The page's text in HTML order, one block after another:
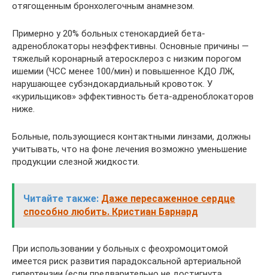
отягощенным бронхолегочным анамнезом.
Примерно у 20% больных стенокардией бета-
адреноблокаторы неэффективны. Основные причины —
тяжелый коронарный атеросклероз с низким порогом
ишемии (ЧСС менее 100/мин) и повышенное КДО ЛЖ,
нарушающее субэндокардиальный кровоток. У
«курильщиков» эффективность бета-адреноблокаторов
ниже.
Больные, пользующиеся контактными линзами, должны
учитывать, что на фоне лечения возможно уменьшение
продукции слезной жидкости.
Читайте также: Даже пересаженное сердце
способно любить. Кристиан Барнард
При использовании у больных с феохромоцитомой
имеется риск развития парадоксальной артериальной